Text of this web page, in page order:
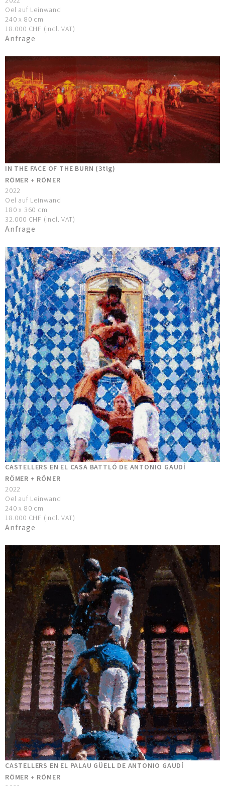
Oel auf Leinwand
240 x 80 cm
18.000 CHF (incl. VAT)
Anfrage
IN THE FACE OF THE BURN (3tlg)
RÖMER + RÖMER
2022
Oel auf Leinwand
180 x 360 cm
32.000 CHF (incl. VAT)
Anfrage
CASTELLERS EN EL CASA BATTLÓ DE ANTONIO GAUDÍ
RÖMER + RÖMER
2022
Oel auf Leinwand
240 x 80 cm
18.000 CHF (incl. VAT)
Anfrage
CASTELLERS EN EL PALAU GÜELL DE ANTONIO GAUDÍ
RÖMER + RÖMER